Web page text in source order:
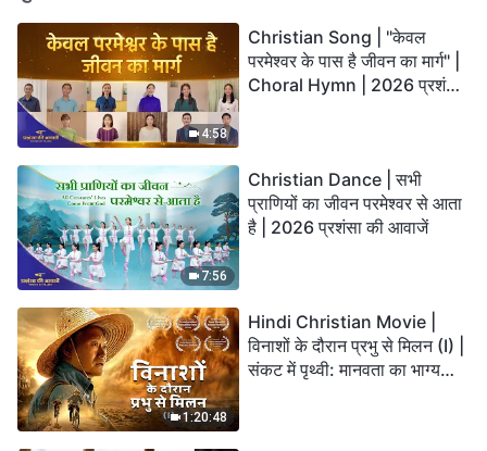
4:58
Christian Song | "केवल
परमेश्वर के पास है जीवन का मार्ग" |
Choral Hymn | 2026 प्रशंसा
7:56
Christian Dance | सभी
प्राणियों का जीवन परमेश्वर से आता
है | 2026 प्रशंसा की आवाजें
1:20:48
Hindi Christian Movie |
विनाशों के दौरान प्रभु से मिलन (I) |
संकट में पृथ्वी: मानवता का भाग्य